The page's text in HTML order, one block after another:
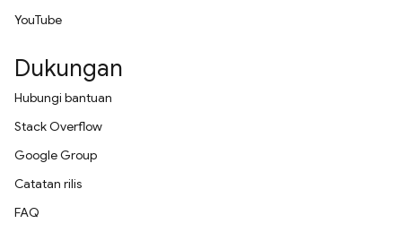
YouTube
Dukungan
Hubungi bantuan
Stack Overflow
Google Group
Catatan rilis
FAQ